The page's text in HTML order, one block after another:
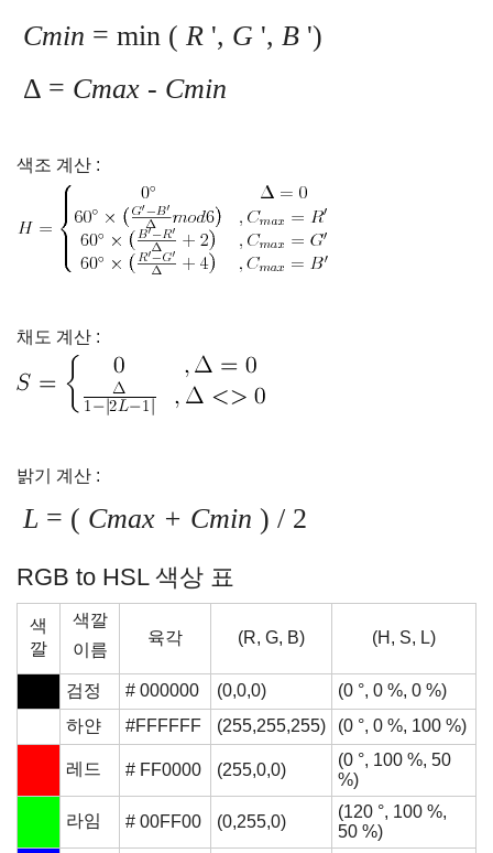
Cmin = min ( R ', G ', B ')
Δ = Cmax - Cmin
색조 계산 :
채도 계산 :
밝기 계산 :
L = ( Cmax + Cmin ) / 2
RGB to HSL 색상 표
색
깔
색깔
이름
육각 (R, G, B) (H, S, L)
검정 # 000000 (0,0,0)
(0 °, 0 %, 0 %)
하얀
#FFFFFF (255,255,255) (0 °, 0 %, 100 %)
레드 # FF0000 (255,0,0)
(0 °, 100 %, 50
%)
라임 # 00FF00 (0,255,0)
(120 °, 100 %,
50 %)